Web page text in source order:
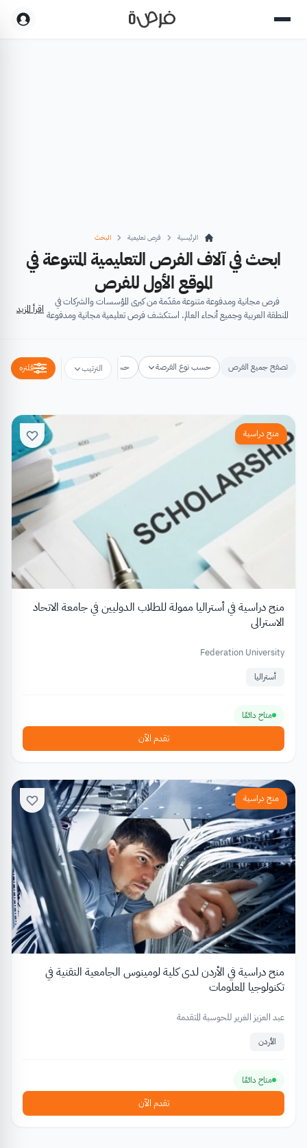
الرئيسية فرص تعليمية البحث
ابحث في آلاف الفرص التعليمية المتنوعة في
الموقع الأول للفرص
فرص مجانية ومدفوعة متنوعة مقدّمة من كبرى المؤسسات والشركات في
المنطقة العربية وجميع أنحاء العالم. استكشف فرص تعليمية مجانية ومدفوعة
الخبرات وبناء القدرات.
اقرأ المزيد
تصفح جميع الفرص حسب نوع الفرصة حسب مكان الفرصة حسب الترتيب فلتره
منح دراسية
منح دراسية في أستراليا ممولة للطلاب الدوليين في جامعة الاتحاد
الاسترالي
Federation University
أستراليا
متاح دائمًا
تقدم الآن
منح دراسية
منح دراسية في الأردن لدى كلية لومينوس الجامعية التقنية في
تكنولوجيا المعلومات
عبد العزيز الغرير للحوسبة المتقدمة
الأردن
متاح دائمًا
تقدم الآن